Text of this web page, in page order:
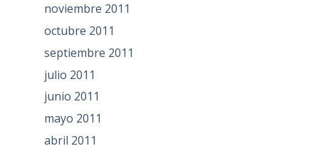
noviembre 2011
octubre 2011
septiembre 2011
julio 2011
junio 2011
mayo 2011
abril 2011